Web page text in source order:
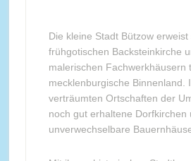
Die kleine Stadt Bützow
frühgotischen Backsteinkirche
malerischen Fachwerkhäusern
mecklenburgische Binnenland.
verträumten Ortschaften der
noch gut erhaltene Dorfkirchen
unverwechselbare